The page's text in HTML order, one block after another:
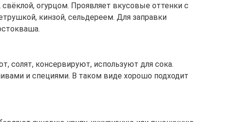
свёклой, огурцом. Проявляет вкусовые оттенки с
кинзой, сельдереем. Для заправки
солят, консервируют, используют для сока.
и специями. В таком виде хорошо подходит